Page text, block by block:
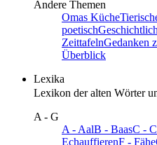
Andere Themen
Omas Küche
poetisch
ZeittafelnGedanken
Überblick
Lexika
Lexikon der alten Wörter
A - G
A - AalB - BaasC -
EchauffierenF - Fähe